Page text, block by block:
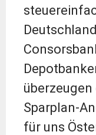
Sparplan-
für uns